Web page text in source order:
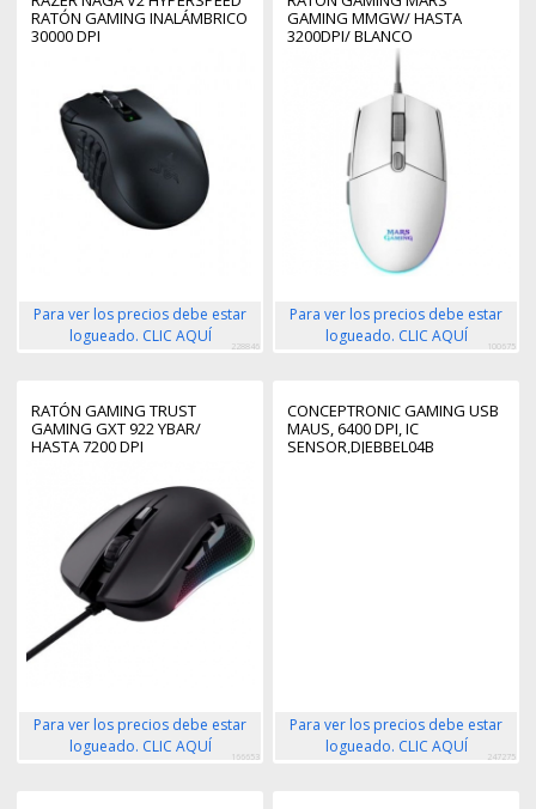
RATÓN GAMING INALÁMBRICO
30000 DPI
Para ver los precios debe estar
logueado. CLIC AQUÍ
228846
GAMING MMGW/ HASTA
3200DPI/ BLANCO
Para ver los precios debe estar
logueado. CLIC AQUÍ
100675
RATÓN GAMING TRUST
GAMING GXT 922 YBAR/
HASTA 7200 DPI
Para ver los precios debe estar
logueado. CLIC AQUÍ
166653
CONCEPTRONIC GAMING USB
MAUS, 6400 DPI, IC
SENSOR,DJEBBEL04B
Para ver los precios debe estar
logueado. CLIC AQUÍ
247275